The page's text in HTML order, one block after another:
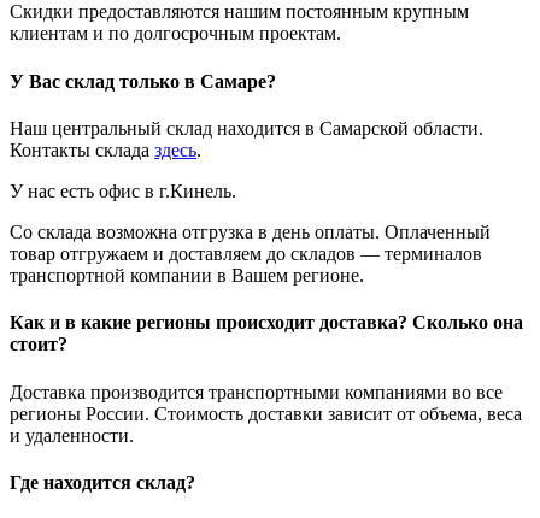
Скидки предоставляются нашим постоянным крупным
клиентам и по долгосрочным проектам.
У Вас склад только в Самаре?
Наш центральный склад находится в Самарской области.
Контакты склада здесь.
У нас есть офис в г.Кинель.
Со склада возможна отгрузка в день оплаты. Оплаченный
товар отгружаем и доставляем до складов — терминалов
транспортной компании в Вашем регионе.
Как и в какие регионы происходит доставка? Сколько она
стоит?
Доставка производится транспортными компаниями во все
регионы России. Стоимость доставки зависит от объема, веса
и удаленности.
Где находится склад?